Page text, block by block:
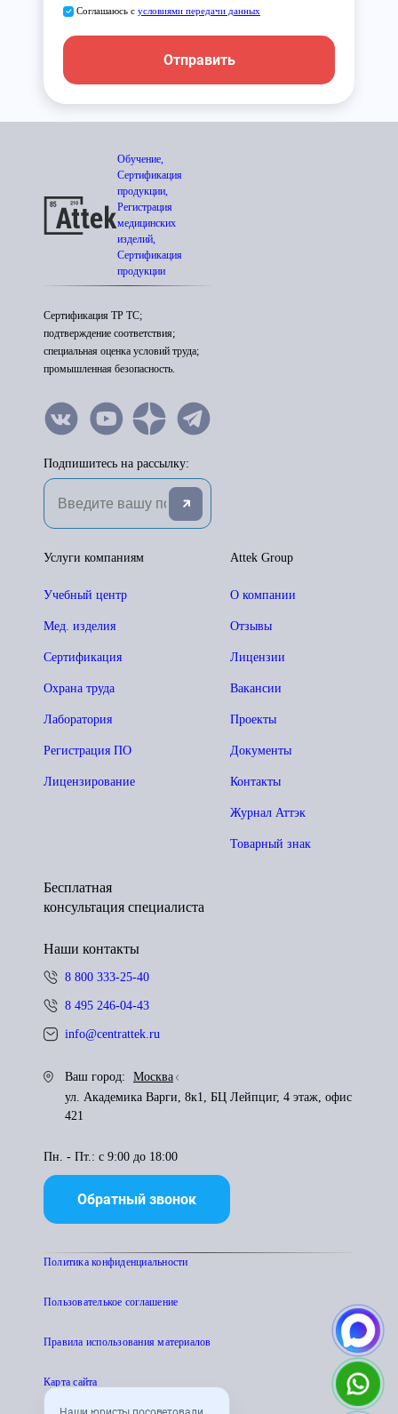
Соглашаюсь с условиями передачи данных
Отправить
Обучение,
Сертификация
продукции,
Регистрация
медицинских
изделий,
Сертификация
продукции
Сертификация ТР ТС;
подтверждение соответствия;
специальная оценка условий труда;
промышленная безопасность.
Подпишитесь на рассылку:
Attek Group
О компании
Отзывы
Лицензии
Вакансии
Проекты
Документы
Контакты
Журнал Аттэк
Товарный знак
Услуги компаниям
Учебный центр
Мед. изделия
Сертификация
Охрана труда
Лаборатория
Регистрация ПО
Лицензирование
Бесплатная
консультация специалиста
Наши контакты
8 800 333-25-40
8 495 246-04-43
info@centrattek.ru
Ваш город:
Москва
ул. Академика Варги, 8к1, БЦ Лейпциг, 4 этаж, офис
421
Пн. - Пт.: с 9:00 до 18:00
Обратный звонок
Политика конфиденциальности
Пользователькое соглашение
Правила использования материалов
Карта сайта